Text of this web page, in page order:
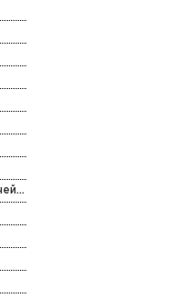
10 дней без горячей воды